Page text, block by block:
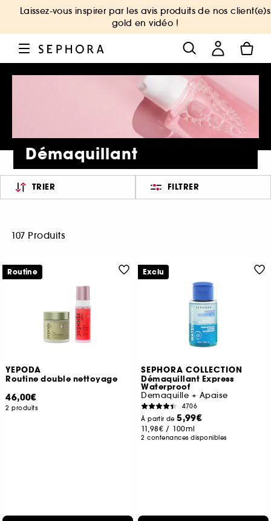
Laissez-vous inspirer par les avis produits de nos client(e)s
gold en vidéo !
Démaquillant
TRIER FILTRER
107 Produits
YEPODA
Routine double nettoyage
46,00€
2 produits
Routine
SEPHORA COLLECTION
Démaquillant Express
Waterproof
Demaquille + Apaise
4706
À partir de5,99€
11,98€ / 100ml
2 contenances disponibles
Exclu